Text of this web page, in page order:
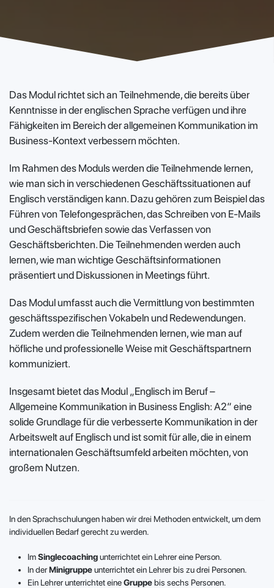
Das Modul richtet sich an Teilnehmende, die bereits über
Kenntnisse in der englischen Sprache verfügen und ihre
Fähigkeiten im Bereich der allgemeinen Kommunikation im
Business-Kontext verbessern möchten.
Im Rahmen des Moduls werden die Teilnehmende lernen,
wie man sich in verschiedenen Geschäftssituationen auf
Englisch verständigen kann. Dazu gehören zum Beispiel das
Führen von Telefongesprächen, das Schreiben von E-Mails
und Geschäftsbriefen sowie das Verfassen von
Geschäftsberichten. Die Teilnehmenden werden auch
lernen, wie man wichtige Geschäftsinformationen
präsentiert und Diskussionen in Meetings führt.
Das Modul umfasst auch die Vermittlung von bestimmten
geschäftsspezifischen Vokabeln und Redewendungen.
Zudem werden die Teilnehmenden lernen, wie man auf
höfliche und professionelle Weise mit Geschäftspartnern
kommuniziert.
Insgesamt bietet das Modul „Englisch im Beruf –
Allgemeine Kommunikation in Business English: A2“ eine
solide Grundlage für die verbesserte Kommunikation in der
Arbeitswelt auf Englisch und ist somit für alle, die in einem
internationalen Geschäftsumfeld arbeiten möchten, von
großem Nutzen.
In den Sprachschulungen haben wir drei Methoden entwickelt, um dem
individuellen Bedarf gerecht zu werden.
ImSinglecoachingunterrichtet ein Lehrer eine Person.
In derMinigruppeunterrichtet ein Lehrer bis zu drei Personen.
Ein Lehrer unterrichtet eineGruppebis sechs Personen.